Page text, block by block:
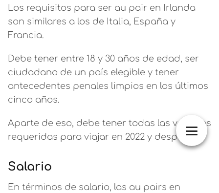
Los requisitos para ser au pair en Irlanda
son similares a los de Italia, España y
Francia.
Debe tener entre 18 y 30 años de edad, ser
ciudadano de un país elegible y tener
antecedentes penales limpios en los últimos
cinco años.
Aparte de eso, debe tener todas las vacunas
requeridas para viajar en 2022 y después.
Salario
En términos de salario, las au pairs en